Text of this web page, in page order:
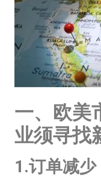
一、欧美
业须寻找
1.订单减